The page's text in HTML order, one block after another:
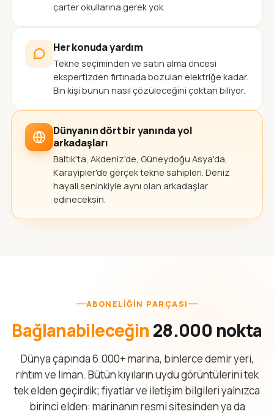
çarter okullarına gerek yok.
Her konuda yardım
Tekne seçiminden ve satın alma öncesi
ekspertizden fırtınada bozulan elektriğe kadar.
Bin kişi bunun nasıl çözüleceğini çoktan biliyor.
Dünyanın dört bir yanında yol
arkadaşları
Baltık'ta, Akdeniz'de, Güneydoğu Asya'da,
Karayipler'de gerçek tekne sahipleri. Deniz
hayali seninkiyle aynı olan arkadaşlar
edineceksin.
ABONELIĞIN PARÇASI
Bağlanabileceğin 28.000 nokta
Dünya çapında 6.000+ marina, binlerce demir yeri,
rıhtım ve liman. Bütün kıyıların uydu görüntülerini tek
tek elden geçirdik; fiyatlar ve iletişim bilgileri yalnızca
birinci elden: marinanın resmi sitesinden ya da